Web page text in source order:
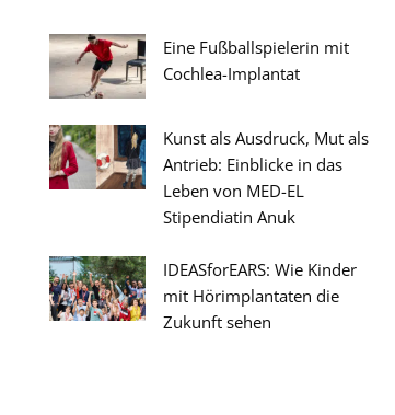
Eine Fußballspielerin mit
Cochlea-Implantat
Kunst als Ausdruck, Mut als
Antrieb: Einblicke in das
Leben von MED-EL
Stipendiatin Anuk
IDEASforEARS: Wie Kinder
mit Hörimplantaten die
Zukunft sehen